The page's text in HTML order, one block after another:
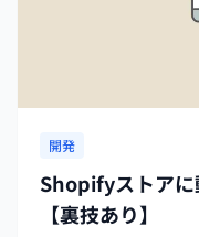
開発
Shopifyストアに
【裏技あり】